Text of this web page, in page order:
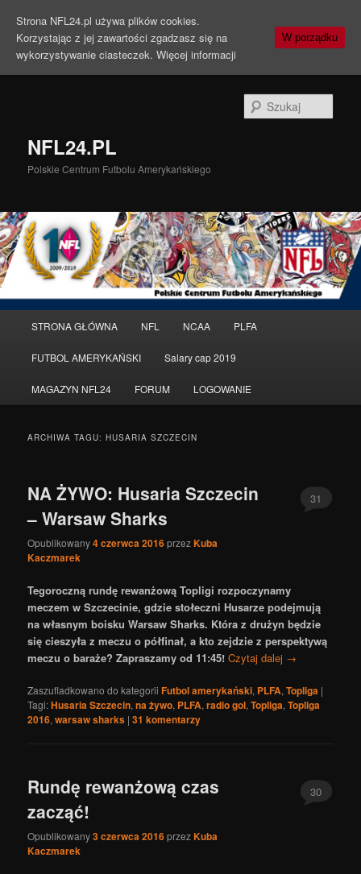
NFL24.PL
Polskie Centrum Futbolu Amerykańskiego
główne
Przeskocz
do
tekstu
Przeskocz
do
widgetów
STRONA GŁÓWNA NFL NCAA PLFA
FUTBOL AMERYKAŃSKI Salary cap 2019
MAGAZYN NFL24 FORUM LOGOWANIE
ARCHIWA TAGU:HUSARIA SZCZECIN
NA ŻYWO: Husaria Szczecin
– Warsaw Sharks
Opublikowany4 czerwca 2016przezKuba
Kaczmarek
31
Tegoroczną rundę rewanżową Topligi rozpoczynamy
meczem w Szczecinie, gdzie stołeczni Husarze podejmują
na własnym boisku Warsaw Sharks. Która z drużyn będzie
się cieszyła z meczu o półfinał, a kto zejdzie z perspektywą
meczu o baraże? Zapraszamy od 11:45! Czytaj dalej →
Zaszufladkowano do kategorii Futbol amerykański, PLFA,Topliga |
Tagi:Husaria Szczecin,na żywo, PLFA,radio gol,Topliga,Topliga
2016,warsaw sharks |31 komentarzy
Rundę rewanżową czas
zacząć!
Opublikowany3 czerwca 2016przezKuba
Kaczmarek
30
Strona NFL24.pl używa plików cookies.
Korzystając z jej zawartości zgadzasz się na
wykorzystywanie ciasteczek. Więcej informacji
W porządku